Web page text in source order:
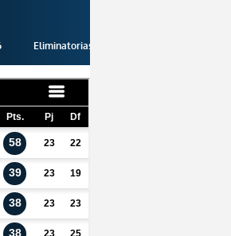
Eliminatorias 2026